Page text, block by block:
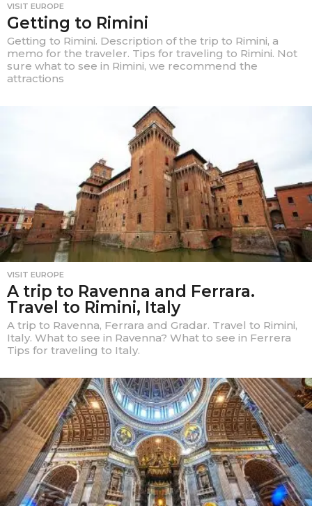
VISIT EUROPE
Getting to Rimini
Getting to Rimini. Description of the trip to Rimini, a
memo for the traveler. Tips for traveling to Rimini. Not
sure what to see in Rimini, we recommend the
attractions
VISIT EUROPE
A trip to Ravenna and Ferrara.
Travel to Rimini, Italy
A trip to Ravenna, Ferrara and Gradar. Travel to Rimini,
Italy. What to see in Ravenna? What to see in Ferrera
Tips for traveling to Italy.